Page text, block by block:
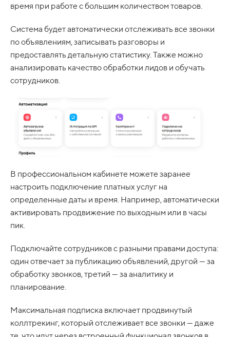
время при работе с большим количеством товаров.
Система будет автоматически отслеживать все звонки
по объявлениям, записывать разговоры и
предоставлять детальную статистику. Также можно
анализировать качество обработки лидов и обучать
сотрудников.
В профессиональном кабинете можете заранее
настроить подключение платных услуг на
определенные даты и время. Например, автоматически
активировать продвижение по выходным или в часы
пик.
Подключайте сотрудников с разными правами доступа:
один отвечает за публикацию объявлений, другой — за
обработку звонков, третий — за аналитику и
планирование.
Максимальная подписка включает продвинутый
коллтрекинг, который отслеживает все звонки — даже